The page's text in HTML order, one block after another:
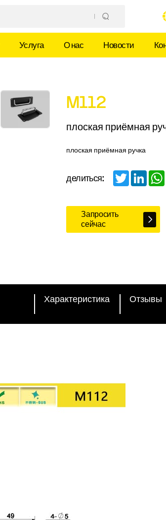
Услуга О нас Новости
M112
плоская приёмная
плоская приёмная ручка
делиться: Twitter
Запросить
сейчас
Характеристика Отзывы